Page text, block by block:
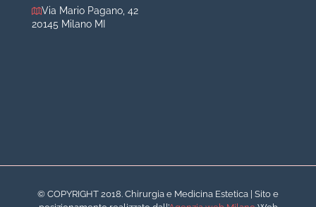
Filler
Via Mario Pagano, 42
20145 Milano MI
© COPYRIGHT 2018. Chirurgia e Medicina Estetica | Sito e